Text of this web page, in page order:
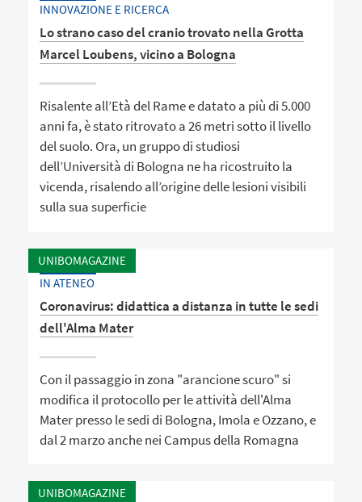
INNOVAZIONE E RICERCA
Lo strano caso del cranio trovato nella Grotta
Marcel Loubens, vicino a Bologna
Risalente all’Età del Rame e datato a più di 5.000
anni fa, è stato ritrovato a 26 metri sotto il livello
del suolo. Ora, un gruppo di studiosi
dell’Università di Bologna ne ha ricostruito la
vicenda, risalendo all’origine delle lesioni visibili
sulla sua superficie
UNIBOMAGAZINE
IN ATENEO
Coronavirus: didattica a distanza in tutte le sedi
dell'Alma Mater
Con il passaggio in zona "arancione scuro" si
modifica il protocollo per le attività dell'Alma
Mater presso le sedi di Bologna, Imola e Ozzano, e
dal 2 marzo anche nei Campus della Romagna
UNIBOMAGAZINE